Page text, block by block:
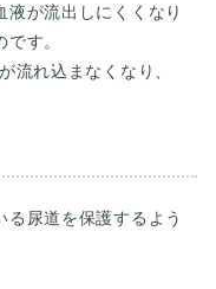
が流出しにくくなり
す。
流れ込まなくなり、
る尿道を保護するよう